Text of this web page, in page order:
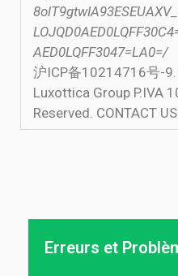
AED0LQFF3047=LA0=/
沪ICP备10214716号-
Luxottica Group P.IVA
Reserved. CONTACT
Erreurs et